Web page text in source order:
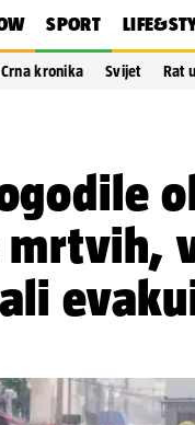
SPORT
Crna kronika Svijet Rat